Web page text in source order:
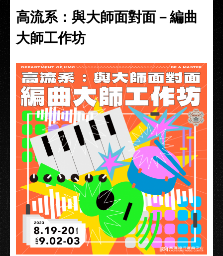
高流系：與大師面對面－編曲
大師工作坊